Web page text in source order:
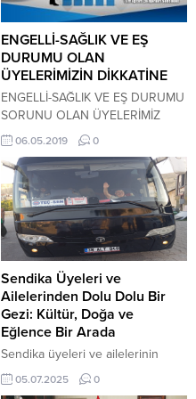
yıllardır eğitim çalışanları
tarafından beklenen Unvan
Değişikliği Sınavının (Teknik
Kadro) 2020 Mayıs ayında
yapılacağı ile...
ENGELLİ-SAĞLIK VE EŞ
DURUMU OLAN
ÜYELERİMİZİN DİKKATİNE
ENGELLİ-SAĞLIK VE EŞ DURUMU
SORUNU OLAN ÜYELERİMİZ
BULUNDUKLARI İLDE
KALMALARI İÇİN HAZIRLANMIŞ
OLAN DİLEKÇE ÖRNEKLERİ
YAZIMIZ EKİNDE YAYINLANMIŞ
OLUP, DİLEKÇELERİ
DOLDURARAK BULUNDUKLARI
KURUMA VERMELERİ
GEREKMEKTEDİR. DİLEKÇE
ÖRNEKLERİ İÇİN TIKLAYINIZ
06.05.2019 0
Sendika Üyeleri ve
Ailelerinden Dolu Dolu Bir
Gezi: Kültür, Doğa ve
Eğlence Bir Arada
Sendika üyeleri ve ailelerinin
katılımıyla düzenlenen gezi
programı, anlamlı duraklar ve
05.07.2025 0